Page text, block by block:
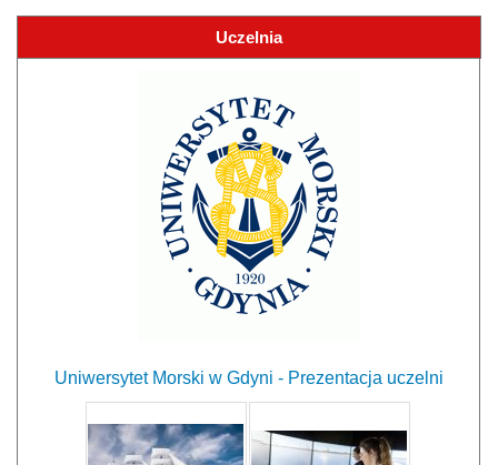
Uczelnia
Uniwersytet Morski w Gdyni - Prezentacja uczelni